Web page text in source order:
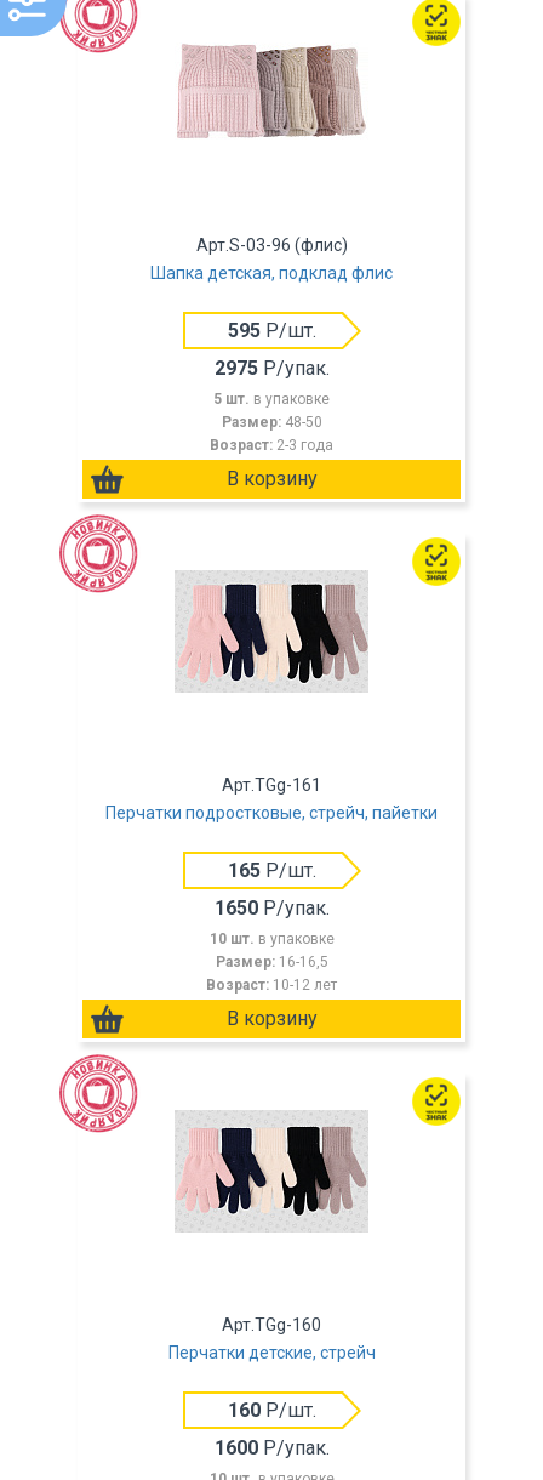
Арт.S-03-96 (флис)
Шапка детская, подклад флис
595Р/шт.
2975Р/упак.
5 шт. в упаковке
Размер: 48-50
Возраст: 2-3 года
Арт.TGg-161
Перчатки подростковые, стрейч, пайетки
165Р/шт.
1650Р/упак.
10 шт. в упаковке
Размер: 16-16,5
Возраст: 10-12 лет
Арт.TGg-160
Перчатки детские, стрейч
160Р/шт.
1600Р/упак.